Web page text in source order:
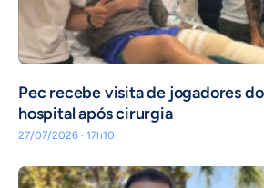
Pec recebe visita de jogadores
hospital após cirurgia
27/07/2026 · 17h10